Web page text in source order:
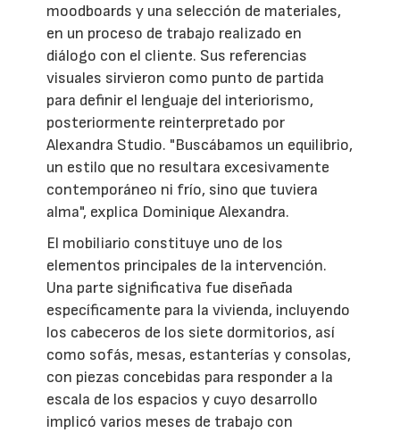
moodboards y una selección de materiales,
en un proceso de trabajo realizado en
diálogo con el cliente. Sus referencias
visuales sirvieron como punto de partida
para definir el lenguaje del interiorismo,
posteriormente reinterpretado por
Alexandra Studio. "Buscábamos un equilibrio,
un estilo que no resultara excesivamente
contemporáneo ni frío, sino que tuviera
alma", explica Dominique Alexandra.
El mobiliario constituye uno de los
elementos principales de la intervención.
Una parte significativa fue diseñada
específicamente para la vivienda, incluyendo
los cabeceros de los siete dormitorios, así
como sofás, mesas, estanterías y consolas,
con piezas concebidas para responder a la
escala de los espacios y cuyo desarrollo
implicó varios meses de trabajo con